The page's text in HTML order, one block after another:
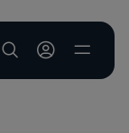
User account